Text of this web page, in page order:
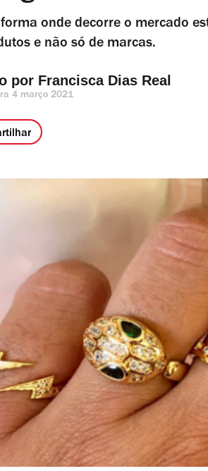
onde decorre o mercado
e não só de marcas.
por Francisca Dias Real
4 março 2021